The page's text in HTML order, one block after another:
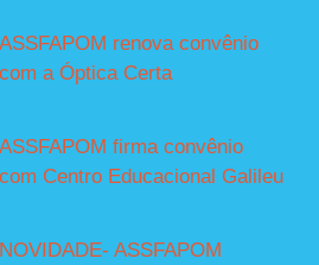
ASSFAPOM renova convênio
com a Óptica Certa
ASSFAPOM firma convênio
com Centro Educacional Galileu
NOVIDADE- ASSFAPOM